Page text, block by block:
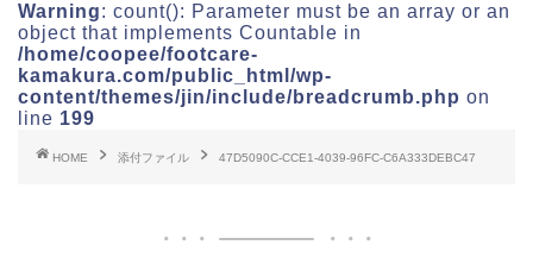
Warning: count(): Parameter must be an array or an
object that implements Countable in
/home/coopee/footcare-
kamakura.com/public_html/wp-
content/themes/jin/include/breadcrumb.php on
line 199
HOME 添付ファイル 47D5090C-CCE1-4039-96FC-C6A333DEBC47